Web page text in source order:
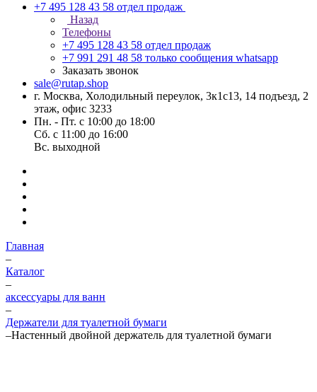
+7 495 128 43 58 отдел продаж
Назад
Телефоны
+7 495 128 43 58 отдел продаж
+7 991 291 48 58 только сообщения whatsapp
Заказать звонок
sale@rutap.shop
г. Москва, Холодильный переулок, 3к1с13, 14 подъезд, 2
этаж, офис 3233
Пн. - Пт. с 10:00 до 18:00
Сб. с 11:00 до 16:00
Вс. выходной
Главная
–
Каталог
–
аксессуары для ванн
–
Держатели для туалетной бумаги
–Настенный двойной держатель для туалетной бумаги